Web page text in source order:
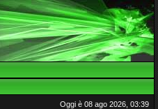
Oggi è 08 ago 2026, 03:39